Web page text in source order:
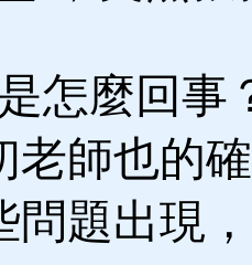
怎麼回事
老師也的
問題出現